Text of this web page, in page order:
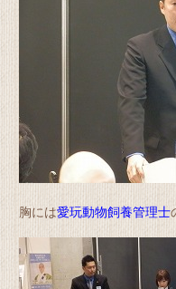
胸には愛玩動物飼養管理士